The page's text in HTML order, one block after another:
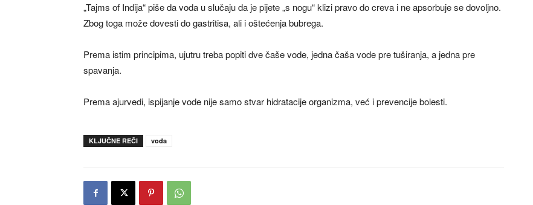
„Tajms of Indija“ piše da voda u slučaju da je pijete „s nogu“ klizi pravo do creva i ne apsorbuje se dovoljno.
Zbog toga može dovesti do gastritisa, ali i oštećenja bubrega.
Prema istim principima, ujutru treba popiti dve čaše vode, jedna čaša vode pre tuširanja, a jedna pre
spavanja.
Prema ajurvedi, ispijanje vode nije samo stvar hidratacije organizma, već i prevencije bolesti.
KLJUČNE REČI voda